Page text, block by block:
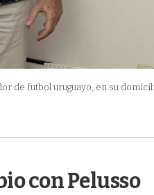
de futbol uruguayo, en su
con Pelusso